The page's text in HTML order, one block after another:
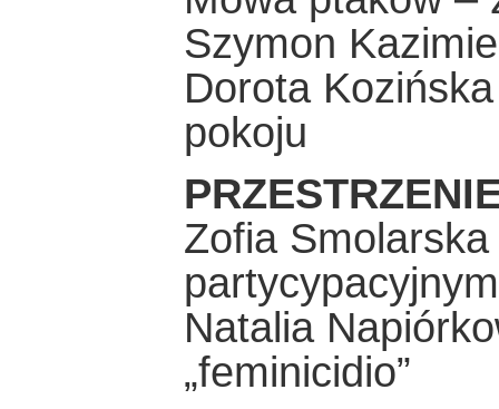
Szymon
Dorota
pokoju
Zofia
partycypacyjnym
Natalia
„feminicidio”